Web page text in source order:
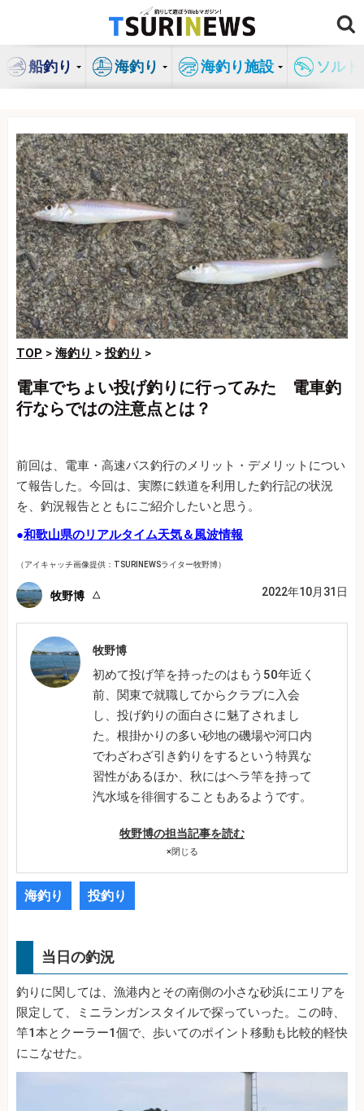
ン
船釣り 海釣り 海釣り施設 ソル
TOP > 海釣り > 投釣り >
電車でちょい投げ釣りに行ってみた 電車釣
行ならではの注意点とは？
前回は、電車・高速バス釣行のメリット・デメリットについ
て報告した。今回は、実際に鉄道を利用した釣行記の状況
を、釣況報告とともにご紹介したいと思う。
●和歌山県のリアルタイム天気＆風波情報
（アイキャッチ画像提供：TSURINEWSライター牧野博）
牧野博 2022年10月31日
牧野博
初めて投げ竿を持ったのはもう50年近く
前、関東で就職してからクラブに入会
し、投げ釣りの面白さに魅了されまし
た。根掛かりの多い砂地の磯場や河口内
でわざわざ引き釣りをするという特異な
習性があるほか、秋にはヘラ竿を持って
汽水域を徘徊することもあるようです。
牧野博の担当記事を読む
×閉じる
海釣り 投釣り
当日の釣況
釣りに関しては、漁港内とその南側の小さな砂浜にエリアを
限定して、ミニランガンスタイルで探っていった。この時、
竿1本とクーラー1個で、歩いてのポイント移動も比較的軽快
にこなせた。